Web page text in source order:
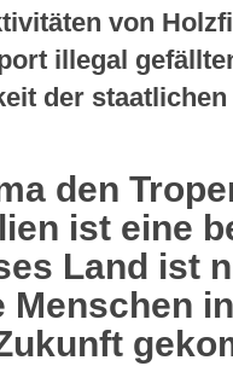
von
illegal
der
den
ist eine
Land ist
Menschen